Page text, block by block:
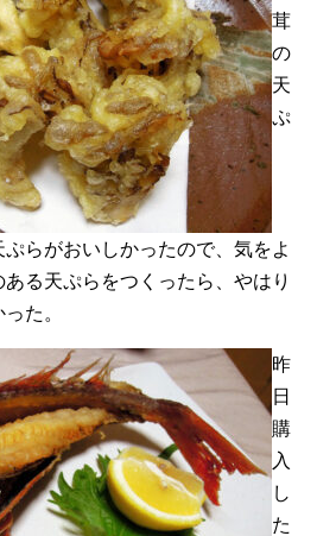
茸
の
天
ぷ
らがおいしかったので、気をよ
る天ぷらをつくったら、やはり
た。
昨
日
購
入
し
た